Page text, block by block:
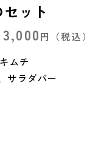
ット
3,000円
（税込）
ムチ
サラダバー